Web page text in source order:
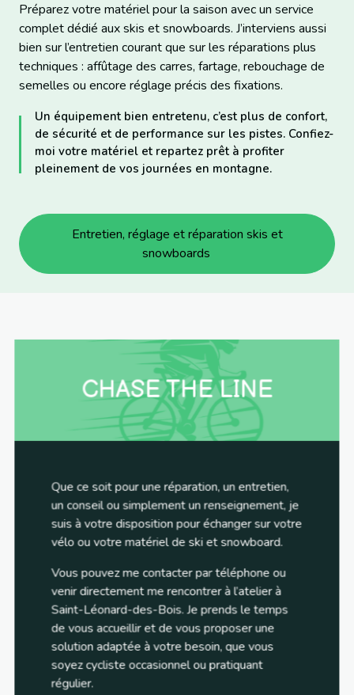
Préparez votre matériel pour la saison avec un service
complet dédié aux skis et snowboards. J’interviens aussi
bien sur l’entretien courant que sur les réparations plus
techniques : affûtage des carres, fartage, rebouchage de
semelles ou encore réglage précis des fixations.
Un équipement bien entretenu, c’est plus de confort,
de sécurité et de performance sur les pistes. Confiez-
moi votre matériel et repartez prêt à profiter
pleinement de vos journées en montagne.
Entretien, réglage et réparation skis et
snowboards
CHASE THE LINE
Que ce soit pour une réparation, un entretien,
un conseil ou simplement un renseignement, je
suis à votre disposition pour échanger sur votre
vélo ou votre matériel de ski et snowboard.
Vous pouvez me contacter par téléphone ou
venir directement me rencontrer à l’atelier à
Saint-Léonard-des-Bois. Je prends le temps
de vous accueillir et de vous proposer une
solution adaptée à votre besoin, que vous
soyez cycliste occasionnel ou pratiquant
régulier.